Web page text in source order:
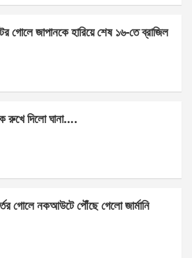
গোলে জাপানকে হারিয়ে শেষ ১৬-তে ব্রাজিল
রুখে দিলো ঘানা….
গোলে নকআউটে পৌঁছে গেলো জার্মানি